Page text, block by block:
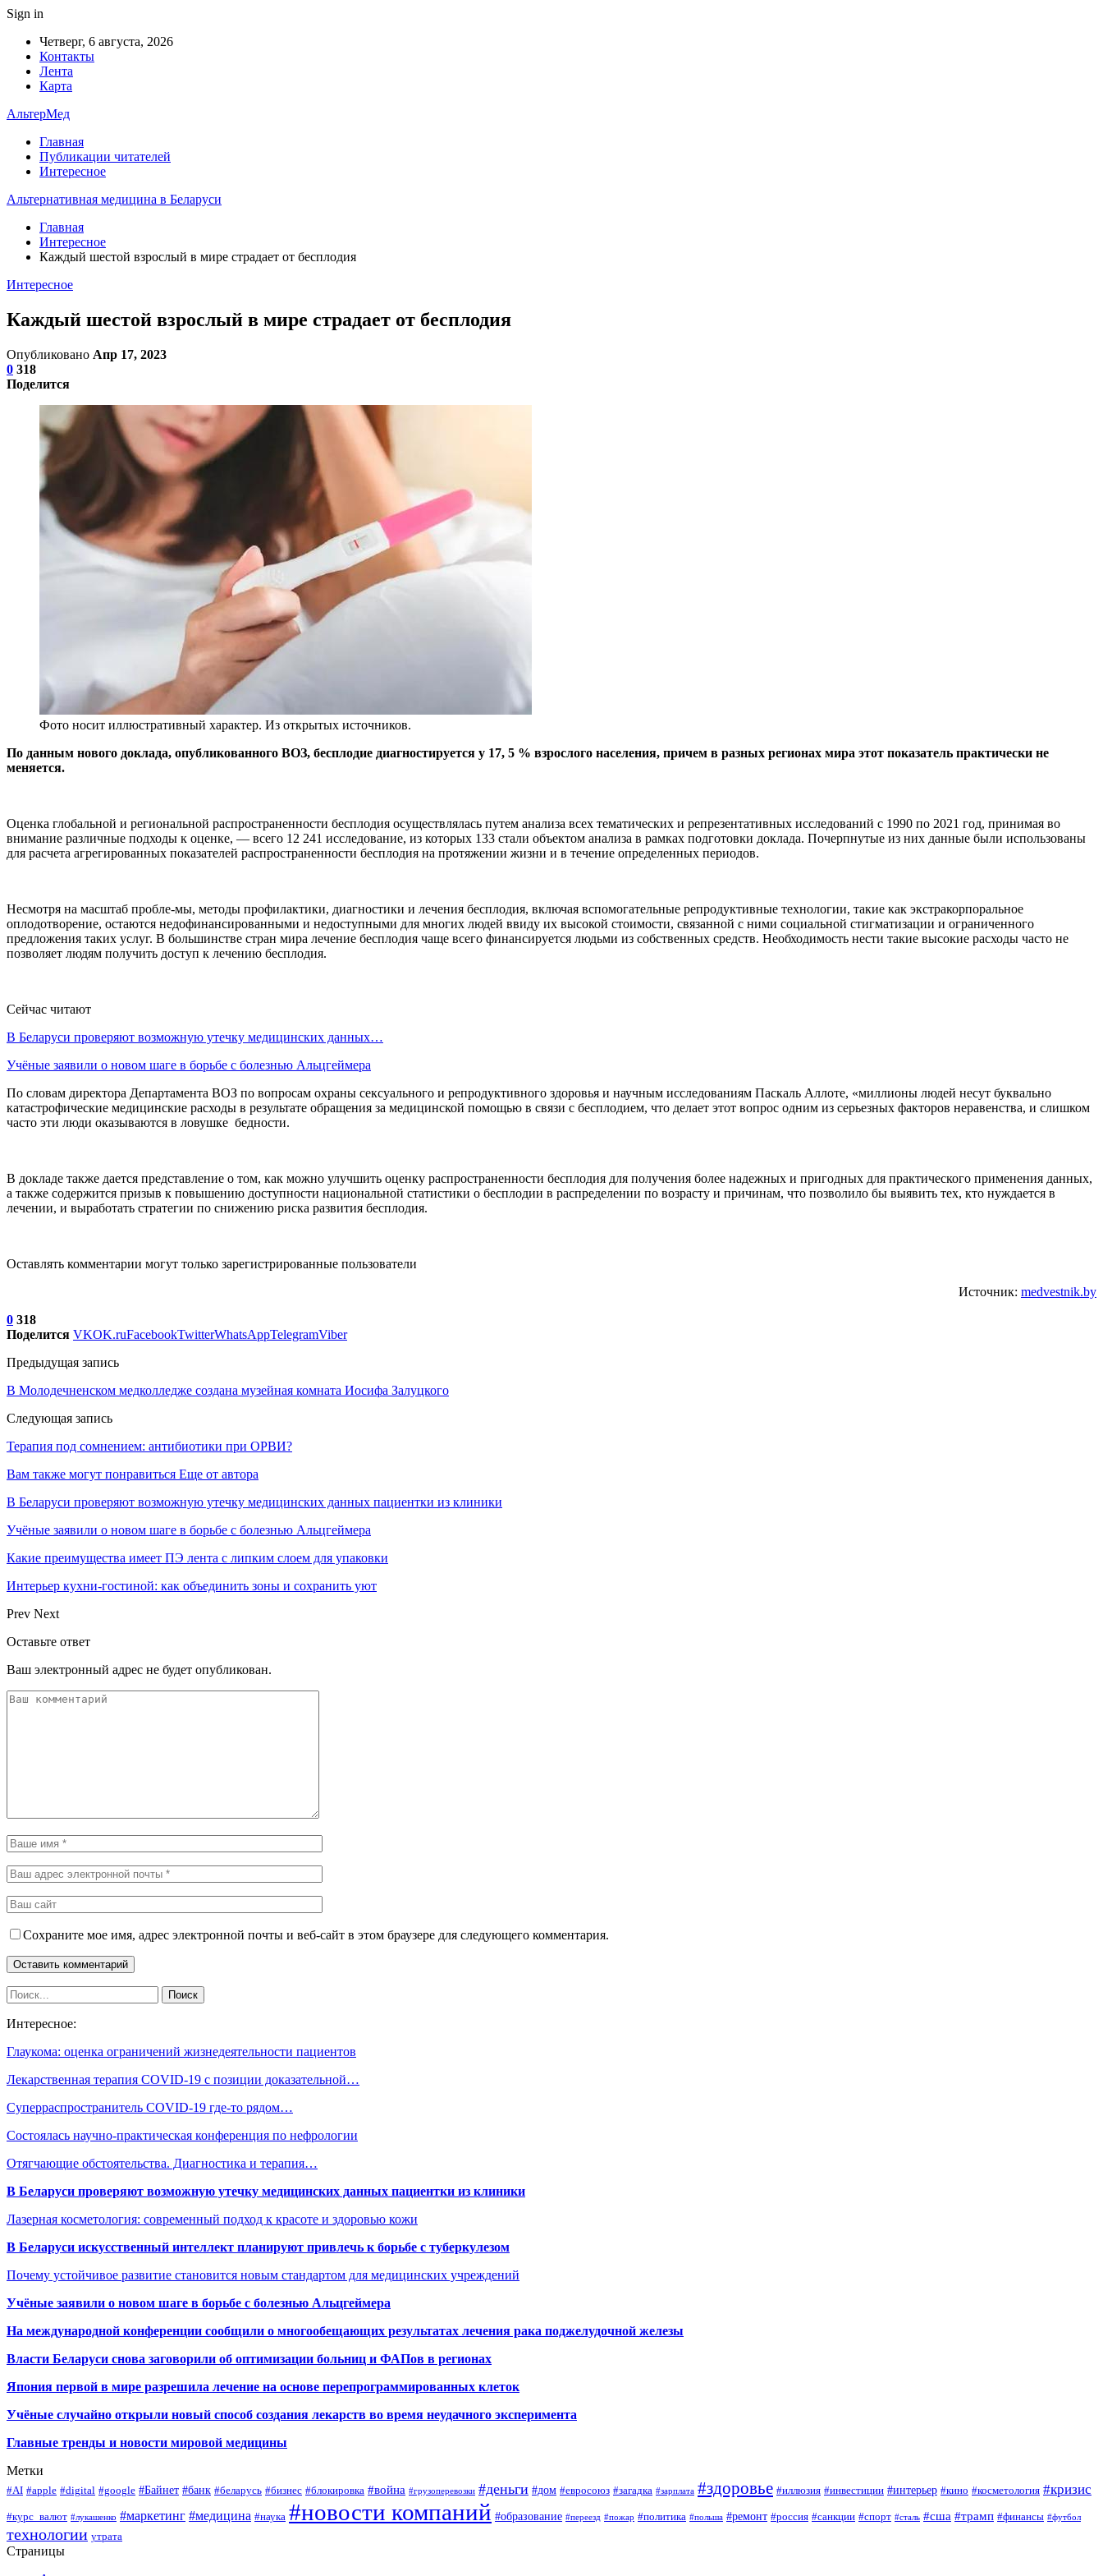
Sign in
Четверг, 6 августа, 2026
Контакты
Лента
Карта
АльтерМед
Главная
Публикации читателей
Интересное
Альтернативная медицина в Беларуси
Главная
Интересное
Каждый шестой взрослый в мире страдает от бесплодия
Интересное
Каждый шестой взрослый в мире страдает от бесплодия
Опубликовано Апр 17, 2023
0 318
Поделится
Фото носит иллюстративный характер. Из открытых источников.
По данным нового доклада, опубликованного ВОЗ, бесплодие диагностируется у 17, 5 % взрослого населения, причем в разных регионах мира этот показатель практически не
меняется.
Оценка глобальной и региональной распространенности бесплодия осуществлялась путем анализа всех тематических и репрезентативных исследований с 1990 по 2021 год, принимая во
внимание различные подходы к оценке, — всего 12 241 исследование, из которых 133 стали объектом анализа в рамках подготовки доклада. Почерпнутые из них данные были использованы
для расчета агрегированных показателей распространенности бесплодия на протяжении жизни и в течение определенных периодов.
Несмотря на масштаб пробле-мы, методы профилактики, диагностики и лечения бесплодия, включая вспомогательные репродуктивные технологии, такие как экстракорпоральное
оплодотворение, остаются недофинансированными и недоступными для многих людей ввиду их высокой стоимости, связанной с ними социальной стигматизации и ограниченного
предложения таких услуг. В большинстве стран мира лечение бесплодия чаще всего финансируется людьми из собственных средств. Необходимость нести такие высокие расходы часто не
позволяет людям получить доступ к лечению бесплодия.
Сейчас читают
В Беларуси проверяют возможную утечку медицинских данных…
Учёные заявили о новом шаге в борьбе с болезнью Альцгеймера
По словам директора Департамента ВОЗ по вопросам охраны сексуального и репродуктивного здоровья и научным исследованиям Паскаль Аллоте, «миллионы людей несут буквально
катастрофические медицинские расходы в результате обращения за медицинской помощью в связи с бесплодием, что делает этот вопрос одним из серьезных факторов неравенства, и слишком
часто эти люди оказываются в ловушке бедности.
В докладе также дается представление о том, как можно улучшить оценку распространенности бесплодия для получения более надежных и пригодных для практического применения данных,
а также содержится призыв к повышению доступности национальной статистики о бесплодии в распределении по возрасту и причинам, что позволило бы выявить тех, кто нуждается в
лечении, и выработать стратегии по снижению риска развития бесплодия.
Оставлять комментарии могут только зарегистрированные пользователи
Источник: medvestnik.by
0 318
Поделится VKOK.ruFacebookTwitterWhatsAppTelegramViber
Предыдущая запись
В Молодечненском медколледже создана музейная комната Иосифа Залуцкого
Следующая запись
Терапия под сомнением: антибиотики при ОРВИ?
Вам также могут понравиться Еще от автора
В Беларуси проверяют возможную утечку медицинских данных пациентки из клиники
Учёные заявили о новом шаге в борьбе с болезнью Альцгеймера
Какие преимущества имеет ПЭ лента с липким слоем для упаковки
Интерьер кухни-гостиной: как объединить зоны и сохранить уют
Prev Next
Оставьте ответ
Ваш электронный адрес не будет опубликован.
Сохраните мое имя, адрес электронной почты и веб-сайт в этом браузере для следующего комментария.
Интересное:
Глаукома: оценка ограничений жизнедеятельности пациентов
Лекарственная терапия COVID-19 с позиции доказательной…
Суперраспространитель COVID-19 где-то рядом…
Состоялась научно-практическая конференция по нефрологии
Отягчающие обстоятельства. Диагностика и терапия…
В Беларуси проверяют возможную утечку медицинских данных пациентки из клиники
Лазерная косметология: современный подход к красоте и здоровью кожи
В Беларуси искусственный интеллект планируют привлечь к борьбе с туберкулезом
Почему устойчивое развитие становится новым стандартом для медицинских учреждений
Учёные заявили о новом шаге в борьбе с болезнью Альцгеймера
На международной конференции сообщили о многообещающих результатах лечения рака поджелудочной железы
Власти Беларуси снова заговорили об оптимизации больниц и ФАПов в регионах
Япония первой в мире разрешила лечение на основе перепрограммированных клеток
Учёные случайно открыли новый способ создания лекарств во время неудачного эксперимента
Главные тренды и новости мировой медицины
Метки
#AI #apple #digital #google #Байнет #банк #беларусь #бизнес #блокировка #война #грузоперевозки #деньги #дом #евросоюз #загадка #зарплата #здоровье #иллюзия #инвестиции #интерьер #кино #косметология #кризис
#курс_валют #лукашенко #маркетинг #медицина #наука #новости компаний #образование #переезд #пожар #политика #польша #ремонт #россия #санкции #спорт #сталь #сша #трамп #финансы #футбол
технологии утрата
Страницы